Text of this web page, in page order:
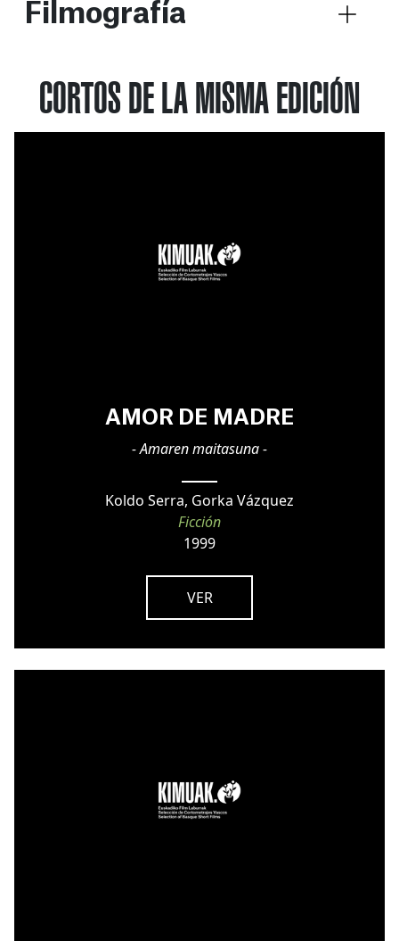
Filmografía
CORTOS DE LA MISMA EDICIÓN
AMOR DE MADRE
- Amaren maitasuna -
Koldo Serra, Gorka Vázquez
Ficción
1999
VER